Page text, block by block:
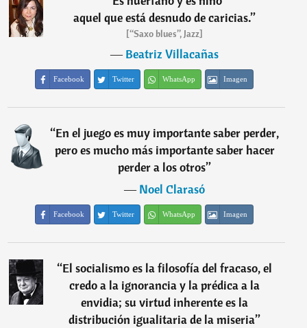
aquel que está desnudo de caricias.”
[“Saxo blues”, Jazz]
―Beatriz Villacañas
Facebook Twitter WhatsApp Imagen
“En el juego es muy importante saber perder,
pero es mucho más importante saber hacer
perder a los otros”
―Noel Clarasó
Facebook Twitter WhatsApp Imagen
“El socialismo es la filosofía del fracaso, el
credo a la ignorancia y la prédica a la
envidia; su virtud inherente es la
distribución igualitaria de la miseria”